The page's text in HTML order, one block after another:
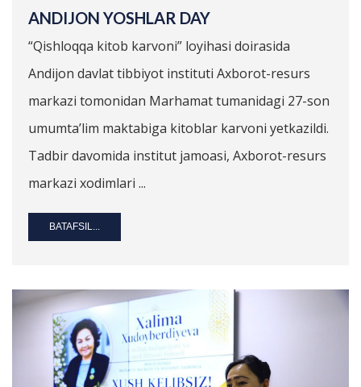
ANDIJON YOSHLAR DAY
“Qishloqqa kitob karvoni” loyihasi doirasida
Andijon davlat tibbiyot instituti Axborot-resurs
markazi tomonidan Marhamat tumanidagi 27-son
umumta’lim maktabiga kitoblar karvoni yetkazildi.
Tadbir davomida institut jamoasi, Axborot-resurs
markazi xodimlari ...
BATAFSIL...